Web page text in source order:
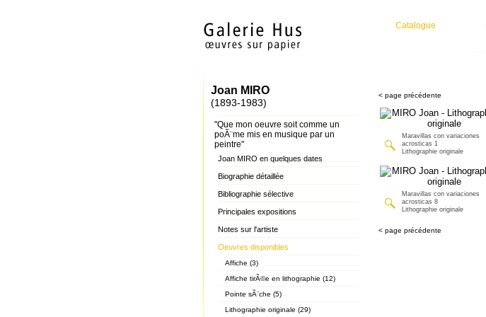
Catalogue
Joan MIRO
(1893-1983)
"Que mon oeuvre soit comme un
poÃ¨me mis en musique par un
peintre"
Joan MIRO en quelques dates
Biographie détaillée
Bibliographie sélective
Principales expositions
Notes sur l'artiste
Oeuvres disponibles
Affiche (3)
Affiche tirÃ©e en lithographie (12)
Pointe sÃ¨che (5)
Lithographie originale (29)
< page précédente
Maravillas con variaciones
acrosticas 1
Lithographie originale
Maravillas con variaciones
acrosticas 8
Lithographie originale
< page précédente